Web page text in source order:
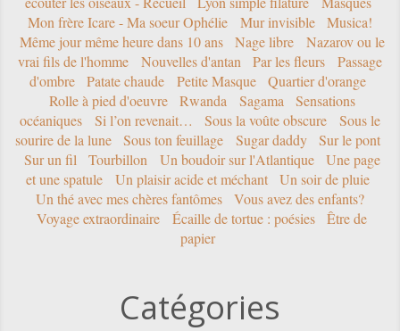
Mon frère Icare - Ma soeur Ophélie
Mur invisible
Musica!
Même jour même heure dans 10 ans
Nage libre
Nazarov ou le
vrai fils de l'homme
Nouvelles d'antan Par les fleurs
Passage
d'ombre
Patate chaude Petite Masque
Quartier d'orange
Rolle à pied d'oeuvre
Rwanda Sagama
Sensations
océaniques
Si l’on revenait… Sous la voûte obscure
Sous le
sourire de la lune
Sous ton feuillage Sugar daddy
Sur le pont
Sur un fil
Tourbillon Un boudoir sur l'Atlantique
Une page
et une spatule
Un plaisir acide et méchant
Un soir de pluie
Un thé avec mes chères fantômes
Vous avez des enfants?
Voyage extraordinaire
Écaille de tortue : poésies
Être de
papier
Catégories